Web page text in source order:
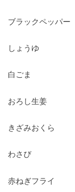
ブラックペッパー
しょうゆ
白ごま
おろし生姜
きざみおくら
わさび
赤ねぎフライ